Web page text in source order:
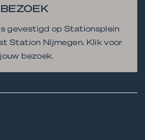
gevestigd op Stationsplein
Station Nijmegen. Klik voor
bezoek.